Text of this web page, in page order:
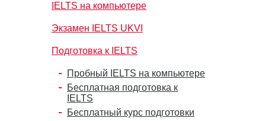
IELTS на компьютере
Экзамен IELTS UKVI
Подготовка к IELTS
Пробный IELTS на компьютере
Бесплатная подготовка к
IELTS
Бесплатный курс подготовки